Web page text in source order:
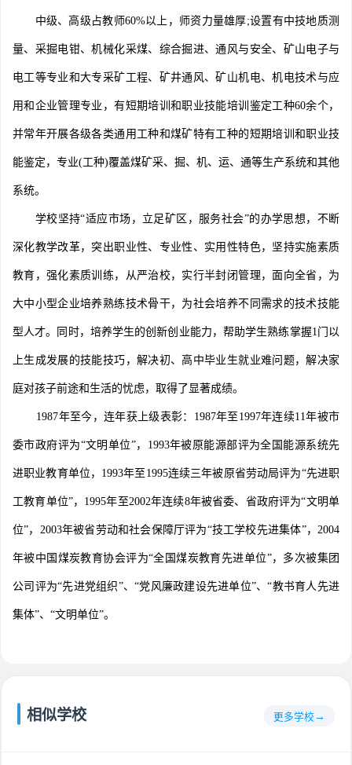
中级、高级占教师60%以上，师资力量雄厚;设置有中技地质测
量、采掘电钳、机械化采煤、综合掘进、通风与安全、矿山电子与
电工等专业和大专采矿工程、矿井通风、矿山机电、机电技术与应
用和企业管理专业，有短期培训和职业技能培训鉴定工种60余个，
并常年开展各级各类通用工种和煤矿特有工种的短期培训和职业技
能鉴定，专业(工种)覆盖煤矿采、掘、机、运、通等生产系统和其他
系统。
学校坚持“适应市场，立足矿区，服务社会”的办学思想，不断
深化教学改革，突出职业性、专业性、实用性特色，坚持实施素质
教育，强化素质训练，从严治校，实行半封闭管理，面向全省，为
大中小型企业培养熟练技术骨干，为社会培养不同需求的技术技能
型人才。同时，培养学生的创新创业能力，帮助学生熟练掌握1门以
上生成发展的技能技巧，解决初、高中毕业生就业难问题，解决家
庭对孩子前途和生活的忧虑，取得了显著成绩。
1987年至今，连年获上级表彰：1987年至1997年连续11年被市
委市政府评为“文明单位”，1993年被原能源部评为全国能源系统先
进职业教育单位，1993年至1995连续三年被原省劳动局评为“先进职
工教育单位”，1995年至2002年连续8年被省委、省政府评为“文明单
位”，2003年被省劳动和社会保障厅评为“技工学校先进集体”，2004
年被中国煤炭教育协会评为“全国煤炭教育先进单位”，多次被集团
公司评为“先进党组织”、“党风廉政建设先进单位”、“教书育人先进
集体”、“文明单位”。
相似学校 更多学校